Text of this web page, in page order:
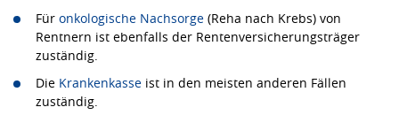
Für onkologische Nachsorge (Reha nach Krebs) von
Rentnern ist ebenfalls der Rentenversicherungsträger
zuständig.
Die Krankenkasse ist in den meisten anderen Fällen
zuständig.